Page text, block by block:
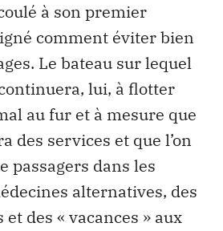
à son premier
comment éviter bien
Le bateau sur lequel
lui, à flotter
au fur et à mesure que
des services et que l’on
passagers dans les
alternatives, des
des « vacances » aux